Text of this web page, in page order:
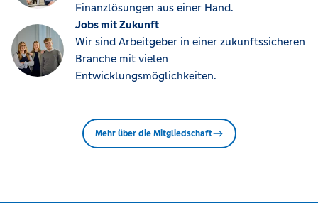
Finanzlösungen aus einer Hand.
Jobs mit Zukunft
Wir sind Arbeitgeber in einer zukunftssicheren
Branche mit vielen
Entwicklungsmöglichkeiten.
Mehr über die Mitgliedschaft